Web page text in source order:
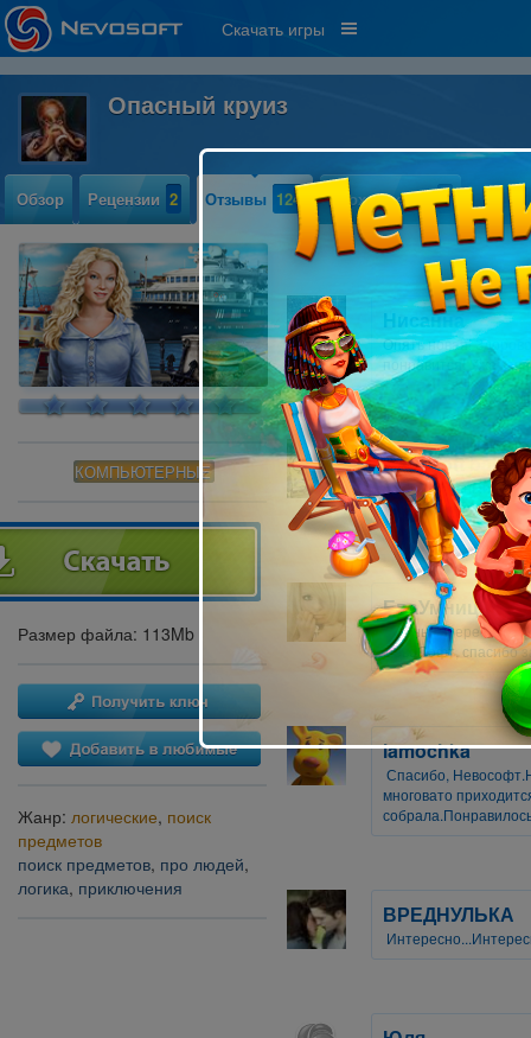
Скачать игры
Опасный круиз
Обзор Рецензии 2 Отзывы 124 Прохождение 5
КОМПЬЮТЕРНЫЕ
Размер файла: 113Mb
Жанр: логические, поиск
предметов
поиск предметов, про людей,
логика, приключения
Нисанна
Опять новая!
понравится! Уже
Nevosoft baby
Очень опасный
графика.
ЕваУмница
Очень
НевоСофт, спасибо
lamochka
Спасибо,
многовато
ВРЕДНУЛЬКА